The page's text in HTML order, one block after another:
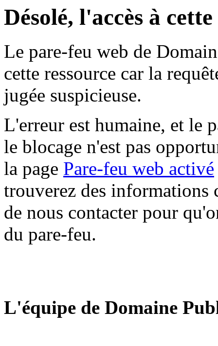
Désolé, l'accès à
Le pare-feu web de
cette ressource car la
jugée suspicieuse.
L'erreur est humaine, et le
le blocage n'est pas
la page Pare-feu web activé
trouverez des informations
de nous contacter pour
du pare-feu.
L'équipe de Domaine